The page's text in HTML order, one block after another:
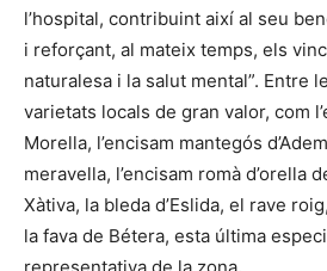
l’hospital, contribuint així al seu
i reforçant, al mateix temps, els
naturalesa i la salut mental”. Entre
varietats locals de gran valor, com
Morella, l’encisam mantegós
meravella, l’encisam romà d’orella
Xàtiva, la bleda d’Eslida, el rave
la fava de Bétera, esta última